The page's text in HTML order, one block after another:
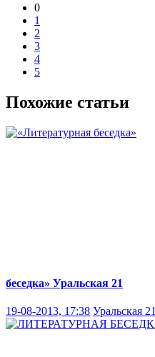
0
1
2
3
4
5
Похожие статьи
беседка» Уральская 21
19-08-2013, 17:38 Уральская 21